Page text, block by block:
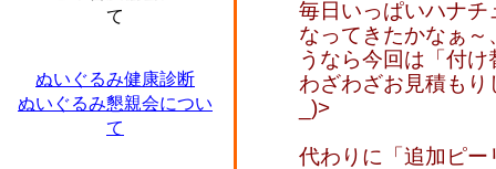
て
ぬいぐるみ健康診断
ぬいぐるみ懇親会につい
て
毎日いっぱいハナ
なってきたかなぁ
うなら今回は「付
わざわざお見積も
_)>
代わりに「追加ピ